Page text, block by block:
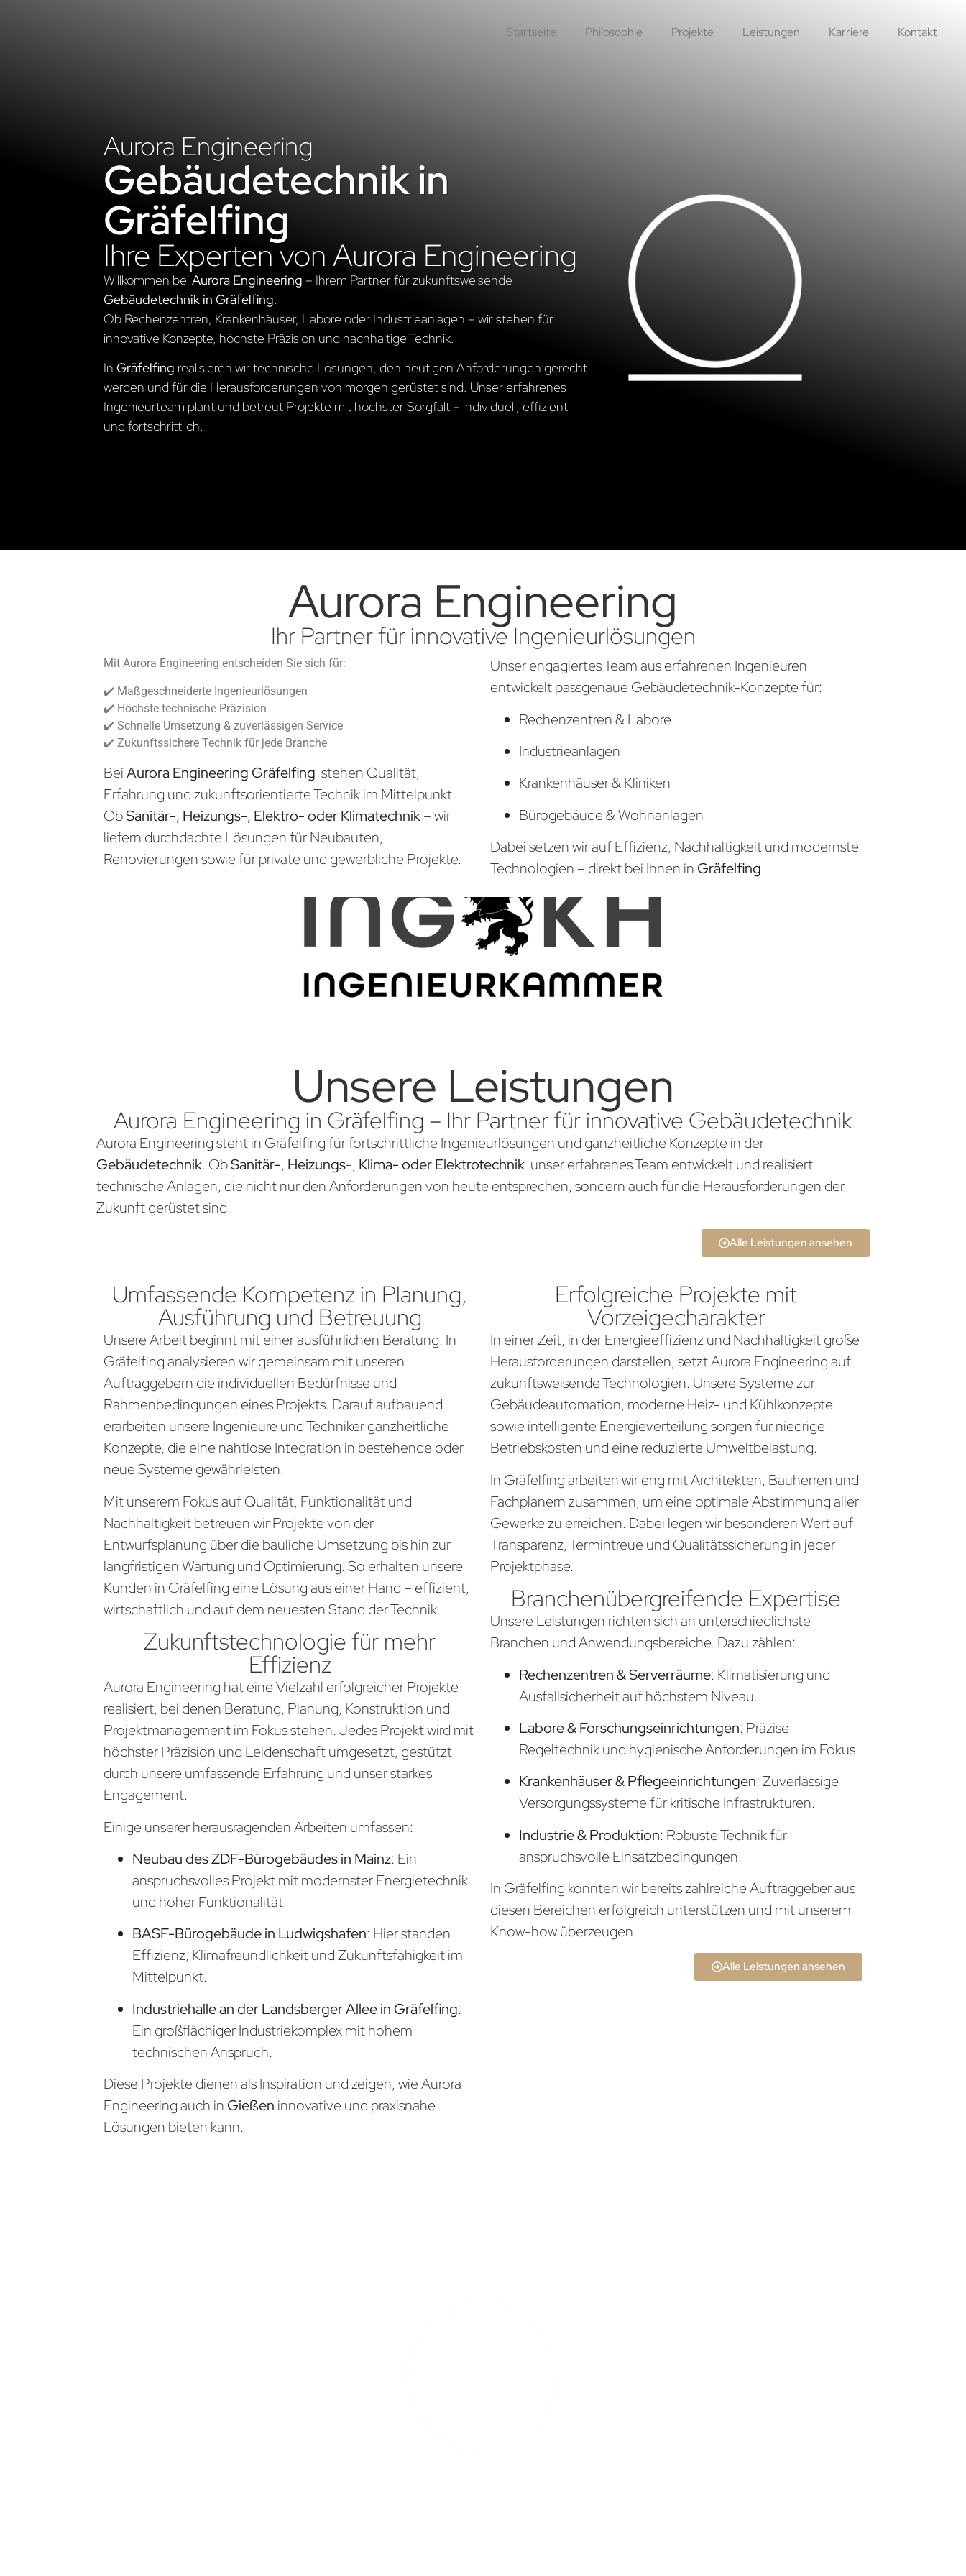
Startseite Philosophie Projekte Leistungen Karriere Kontakt
Aurora Engineering
Gebäudetechnik in
Gräfelfing
Ihre Experten von Aurora Engineering
Willkommen beiAurora Engineering – Ihrem Partner für zukunftsweisende
Gebäudetechnik in Gräfelfing.
Ob Rechenzentren, Krankenhäuser, Labore oder Industrieanlagen – wir stehen für
innovative Konzepte, höchste Präzision und nachhaltige Technik.
InGräfelfing realisieren wir technische Lösungen, den heutigen Anforderungen gerecht
werden und für die Herausforderungen von morgen gerüstet sind. Unser erfahrenes
Ingenieurteam plant und betreut Projekte mit höchster Sorgfalt – individuell, effizient
und fortschrittlich.
Aurora Engineering
Ihr Partner für innovative Ingenieurlösungen
Mit Aurora Engineering entscheiden Sie sich für:
✔️ Maßgeschneiderte Ingenieurlösungen
✔️ Höchste technische Präzision
✔️ Schnelle Umsetzung & zuverlässigen Service
✔️ Zukunftssichere Technik für jede Branche
BeiAurora Engineering Gräfelfing stehen Qualität,
Erfahrung und zukunftsorientierte Technik im Mittelpunkt.
ObSanitär-, Heizungs-, Elektro- oder Klimatechnik– wir
liefern durchdachte Lösungen für Neubauten,
Renovierungen sowie für private und gewerbliche Projekte.
Unser engagiertes Team aus erfahrenen Ingenieuren
entwickelt passgenaue Gebäudetechnik-Konzepte für:
Rechenzentren & Labore
Industrieanlagen
Krankenhäuser & Kliniken
Bürogebäude & Wohnanlagen
Dabei setzen wir auf Effizienz, Nachhaltigkeit und modernste
Technologien – direkt bei Ihnen in Gräfelfing.
Unsere Leistungen
Aurora Engineering in Gräfelfing – Ihr Partner für innovative Gebäudetechnik
Aurora Engineering steht in Gräfelfing für fortschrittliche Ingenieurlösungen und ganzheitliche Konzepte in der
Gebäudetechnik. ObSanitär-, Heizungs-, Klima- oder Elektrotechnik unser erfahrenes Team entwickelt und realisiert
technische Anlagen, die nicht nur den Anforderungen von heute entsprechen, sondern auch für die Herausforderungen der
Zukunft gerüstet sind.
Alle Leistungen ansehen
Umfassende Kompetenz in Planung,
Ausführung und Betreuung
Unsere Arbeit beginnt mit einer ausführlichen Beratung. In
Gräfelfing analysieren wir gemeinsam mit unseren
Auftraggebern die individuellen Bedürfnisse und
Rahmenbedingungen eines Projekts. Darauf aufbauend
erarbeiten unsere Ingenieure und Techniker ganzheitliche
Konzepte, die eine nahtlose Integration in bestehende oder
neue Systeme gewährleisten.
Mit unserem Fokus auf Qualität, Funktionalität und
Nachhaltigkeit betreuen wir Projekte von der
Entwurfsplanung über die bauliche Umsetzung bis hin zur
langfristigen Wartung und Optimierung. So erhalten unsere
Kunden in Gräfelfing eine Lösung aus einer Hand – effizient,
wirtschaftlich und auf dem neuesten Stand der Technik.
Zukunftstechnologie für mehr
Effizienz
Aurora Engineering hat eine Vielzahl erfolgreicher Projekte
realisiert, bei denen Beratung, Planung, Konstruktion und
Projektmanagement im Fokus stehen. Jedes Projekt wird mit
höchster Präzision und Leidenschaft umgesetzt, gestützt
durch unsere umfassende Erfahrung und unser starkes
Engagement.
Einige unserer herausragenden Arbeiten umfassen:
Neubau des ZDF-Bürogebäudes in Mainz: Ein
anspruchsvolles Projekt mit modernster Energietechnik
und hoher Funktionalität.
BASF-Bürogebäude in Ludwigshafen: Hier standen
Effizienz, Klimafreundlichkeit und Zukunftsfähigkeit im
Mittelpunkt.
Industriehalle an der Landsberger Allee in Gräfelfing:
Ein großflächiger Industriekomplex mit hohem
technischen Anspruch.
Diese Projekte dienen als Inspiration und zeigen, wie Aurora
Engineering auch in Gießen innovative und praxisnahe
Lösungen bieten kann.
Erfolgreiche Projekte mit
Vorzeigecharakter
In einer Zeit, in der Energieeffizienz und Nachhaltigkeit große
Herausforderungen darstellen, setzt Aurora Engineering auf
zukunftsweisende Technologien. Unsere Systeme zur
Gebäudeautomation, moderne Heiz- und Kühlkonzepte
sowie intelligente Energieverteilung sorgen für niedrige
Betriebskosten und eine reduzierte Umweltbelastung.
In Gräfelfing arbeiten wir eng mit Architekten, Bauherren und
Fachplanern zusammen, um eine optimale Abstimmung aller
Gewerke zu erreichen. Dabei legen wir besonderen Wert auf
Transparenz, Termintreue und Qualitätssicherung in jeder
Projektphase.
Branchenübergreifende Expertise
Unsere Leistungen richten sich an unterschiedlichste
Branchen und Anwendungsbereiche. Dazu zählen:
Rechenzentren & Serverräume: Klimatisierung und
Ausfallsicherheit auf höchstem Niveau.
Labore & Forschungseinrichtungen: Präzise
Regeltechnik und hygienische Anforderungen im Fokus.
Krankenhäuser & Pflegeeinrichtungen: Zuverlässige
Versorgungssysteme für kritische Infrastrukturen.
Industrie & Produktion: Robuste Technik für
anspruchsvolle Einsatzbedingungen.
In Gräfelfing konnten wir bereits zahlreiche Auftraggeber aus
diesen Bereichen erfolgreich unterstützen und mit unserem
Know-how überzeugen.
Alle Leistungen ansehen